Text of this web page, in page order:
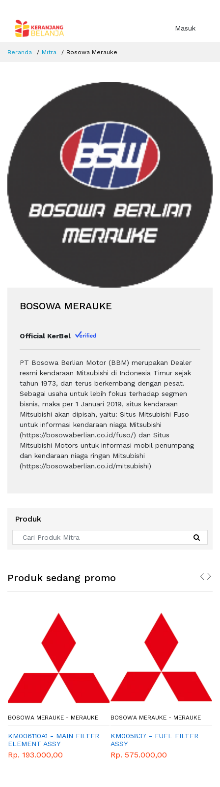
Masuk
Beranda Mitra Bosowa Merauke
BOSOWA MERAUKE
Official KerBel
PT Bosowa Berlian Motor (BBM) merupakan Dealer
resmi kendaraan Mitsubishi di Indonesia Timur sejak
tahun 1973, dan terus berkembang dengan pesat.
Sebagai usaha untuk lebih fokus terhadap segmen
bisnis, maka per 1 Januari 2019, situs kendaraan
Mitsubishi akan dipisah, yaitu: Situs Mitsubishi Fuso
untuk informasi kendaraan niaga Mitsubishi
(https://bosowaberlian.co.id/fuso/) dan Situs
Mitsubishi Motors untuk informasi mobil penumpang
dan kendaraan niaga ringan Mitsubishi
(https://bosowaberlian.co.id/mitsubishi)
Produk
Produk sedang promo
- MERAUKE
- MAIN FILTER
BOSOWA MERAUKE - MERAUKE
KM005837 - FUEL FILTER
Rp. 575.000,00
BOSOWA
ME291563IDN